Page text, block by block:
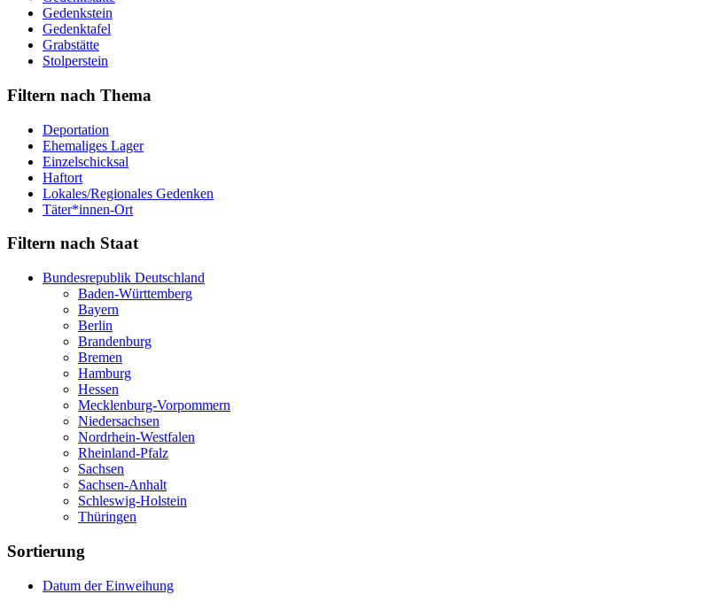
Gedenkstein
Gedenktafel
Grabstätte
Stolperstein
Filtern nach Thema
Deportation
Ehemaliges Lager
Einzelschicksal
Haftort
Lokales/Regionales Gedenken
Täter*innen-Ort
Filtern nach Staat
Bundesrepublik Deutschland
Baden-Württemberg
Bayern
Berlin
Brandenburg
Bremen
Hamburg
Hessen
Mecklenburg-Vorpommern
Niedersachsen
Nordrhein-Westfalen
Rheinland-Pfalz
Sachsen
Sachsen-Anhalt
Schleswig-Holstein
Thüringen
Sortierung
Datum der Einweihung